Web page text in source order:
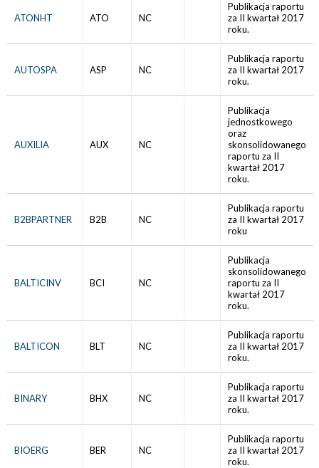
ATONHT ATO NC
Publikacja raportu
za II kwartał 2017
roku.
AUTOSPA ASP NC
Publikacja raportu
za II kwartał 2017
roku.
AUXILIA AUX NC
Publikacja
jednostkowego
oraz
skonsolidowanego
raportu za II
kwartał 2017
roku.
B2BPARTNER B2B NC
Publikacja raportu
za II kwartał 2017
roku
BALTICINV BCI NC
Publikacja
skonsolidowanego
raportu za II
kwartał 2017
roku.
BALTICON BLT NC
Publikacja raportu
za II kwartał 2017
roku.
BINARY BHX NC
Publikacja raportu
za II kwartał 2017
roku.
BIOERG BER NC
Publikacja raportu
za II kwartał 2017
roku.